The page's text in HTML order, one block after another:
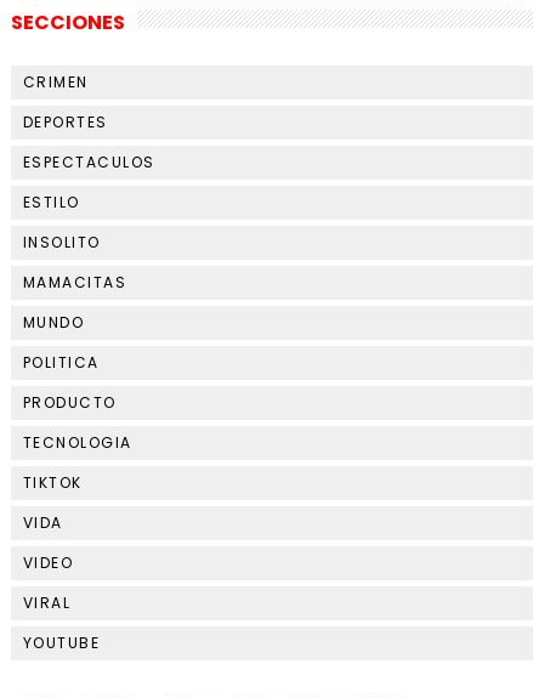
SECCIONES
CRIMEN
DEPORTES
ESPECTACULOS
ESTILO
INSOLITO
MAMACITAS
MUNDO
POLITICA
PRODUCTO
TECNOLOGIA
TIKTOK
VIDA
VIDEO
VIRAL
YOUTUBE